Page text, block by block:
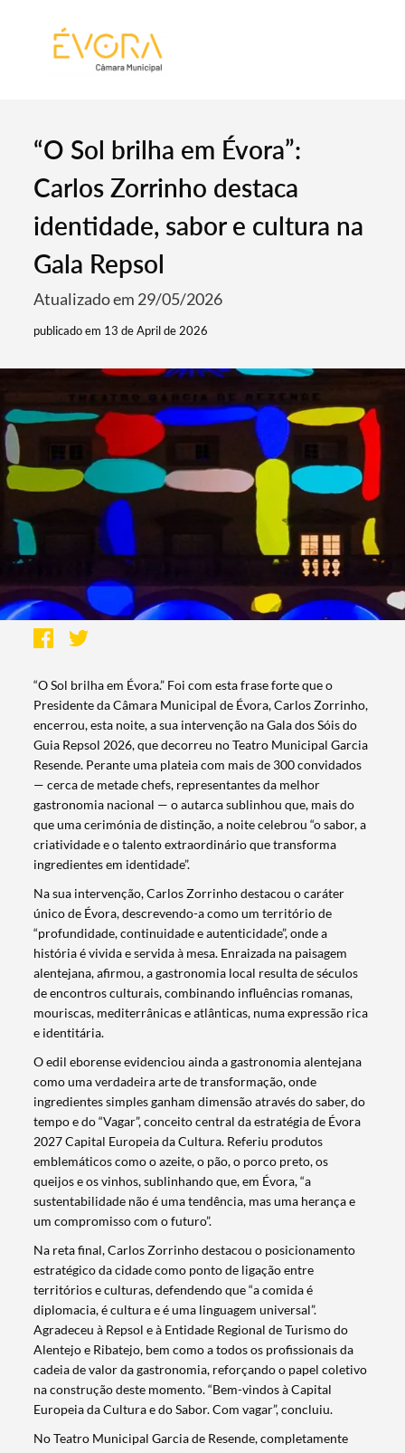
Termo de Pesquisa
“O Sol brilha em Évora”:
Carlos Zorrinho destaca
identidade, sabor e cultura na
Gala Repsol
Atualizado em 29/05/2026
publicado em 13 de April de 2026
“O Sol brilha em Évora.” Foi com esta frase forte que o
Presidente da Câmara Municipal de Évora, Carlos Zorrinho,
encerrou, esta noite, a sua intervenção na Gala dos Sóis do
Guia Repsol 2026, que decorreu no Teatro Municipal Garcia
Resende. Perante uma plateia com mais de 300 convidados
— cerca de metade chefs, representantes da melhor
gastronomia nacional — o autarca sublinhou que, mais do
que uma cerimónia de distinção, a noite celebrou “o sabor, a
criatividade e o talento extraordinário que transforma
ingredientes em identidade”.
Na sua intervenção, Carlos Zorrinho destacou o caráter
único de Évora, descrevendo-a como um território de
“profundidade, continuidade e autenticidade”, onde a
história é vivida e servida à mesa. Enraizada na paisagem
alentejana, afirmou, a gastronomia local resulta de séculos
de encontros culturais, combinando influências romanas,
mouriscas, mediterrânicas e atlânticas, numa expressão rica
e identitária.
O edil eborense evidenciou ainda a gastronomia alentejana
como uma verdadeira arte de transformação, onde
ingredientes simples ganham dimensão através do saber, do
tempo e do “Vagar”, conceito central da estratégia de Évora
2027 Capital Europeia da Cultura. Referiu produtos
emblemáticos como o azeite, o pão, o porco preto, os
queijos e os vinhos, sublinhando que, em Évora, “a
sustentabilidade não é uma tendência, mas uma herança e
um compromisso com o futuro”.
Na reta final, Carlos Zorrinho destacou o posicionamento
estratégico da cidade como ponto de ligação entre
territórios e culturas, defendendo que “a comida é
diplomacia, é cultura e é uma linguagem universal”.
Agradeceu à Repsol e à Entidade Regional de Turismo do
Alentejo e Ribatejo, bem como a todos os profissionais da
cadeia de valor da gastronomia, reforçando o papel coletivo
na construção deste momento. “Bem-vindos à Capital
Europeia da Cultura e do Sabor. Com vagar”, concluiu.
No Teatro Municipal Garcia de Resende, completamente